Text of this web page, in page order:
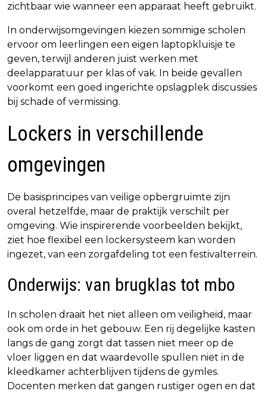
zichtbaar wie wanneer een apparaat heeft gebruikt.
In onderwijsomgevingen kiezen sommige scholen
ervoor om leerlingen een eigen laptopkluisje te
geven, terwijl anderen juist werken met
deelapparatuur per klas of vak. In beide gevallen
voorkomt een goed ingerichte opslagplek discussies
bij schade of vermissing.
Lockers in verschillende
omgevingen
De basisprincipes van veilige opbergruimte zijn
overal hetzelfde, maar de praktijk verschilt per
omgeving. Wie inspirerende voorbeelden bekijkt,
ziet hoe flexibel een lockersysteem kan worden
ingezet, van een zorgafdeling tot een festivalterrein.
Onderwijs: van brugklas tot mbo
In scholen draait het niet alleen om veiligheid, maar
ook om orde in het gebouw. Een rij degelijke kasten
langs de gang zorgt dat tassen niet meer op de
vloer liggen en dat waardevolle spullen niet in de
kleedkamer achterblijven tijdens de gymles.
Docenten merken dat gangen rustiger ogen en dat